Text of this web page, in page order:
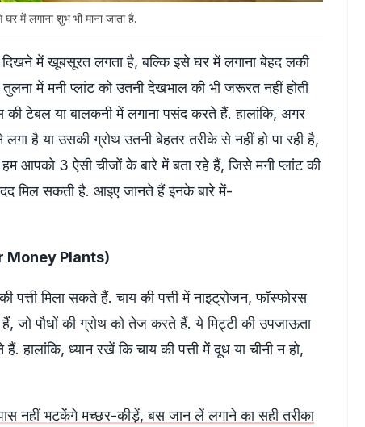
में लगाना शुभ भी माना जाता है.
में खूबसूरत लगता है, बल्कि इसे घर में लगाना बेहद लकी
तुलना में मनी प्लांट को उतनी देखभाल की भी जरूरत नहीं होती
टेबल या बालकनी में लगाना पसंद करते हैं. हालांकि, अगर
है या उसकी ग्रोथ उतनी बेहतर तरीके से नहीं हो पा रही है,
आपको 3 ऐसी चीजों के बारे में बता रहे हैं, जिसे मनी प्लांट की
मिल सकती है. आइए जानते हैं इनके बारे में-
Money Plants)
मिला सकते हैं. चाय की पत्ती में नाइट्रोजन, फॉस्फोरस
जो पौधों की ग्रोथ को तेज करते हैं. ये मिट्टी की उपजाऊता
ध्यान रखें कि चाय की पत्ती में दूध या चीनी न हो,
नहीं भटकेंगे मच्छर-कीड़ें, बस जान लें लगाने का सही तरीका